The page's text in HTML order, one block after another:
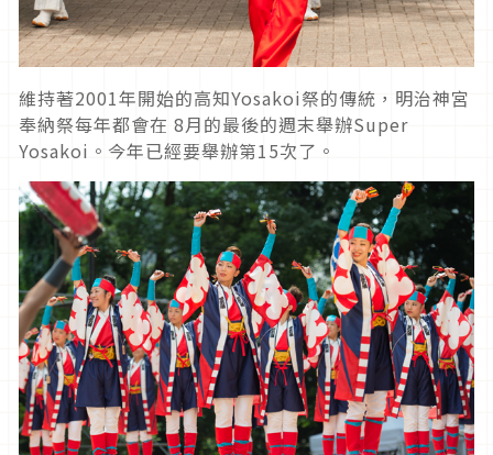
維持著2001年開始的高知Yosakoi祭的傳統，明治神宮
奉納祭每年都會在 8月的最後的週末舉辦Super
Yosakoi。今年已經要舉辦第15次了。